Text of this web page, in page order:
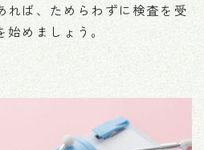
れば、ためらわずに検査を受
めましょう。